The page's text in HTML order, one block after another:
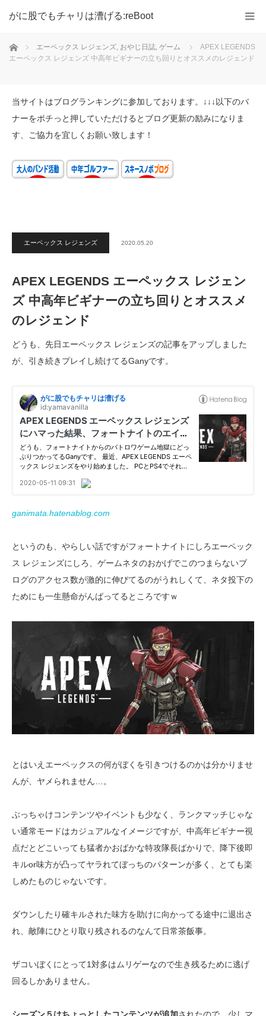
がに股でもチャリは漕げる:reBoot
ホーム エーペックス レジェンズ, おやじ日誌, ゲーム
APEX LEGENDS
エーペックス レジェンズ 中高年ビギナーの立ち回りとオススメのレジェンド
当サイトはブログランキングに参加しております。↓↓↓以下のバ
ナーをポチっと押していただけるとブログ更新の励みになりま
す、ご協力を宜しくお願い致します！
エーペックス レジェンズ 2020.05.20
APEX LEGENDS エーペックス レジェン
ズ 中高年ビギナーの立ち回りとオススメ
のレジェンド
どうも、先日エーペックス レジェンズの記事をアップしました
が、引き続きプレイし続けてるGanyです。
ganimata.hatenablog.com
というのも、やらしい話ですがフォートナイトにしろエーペック
ス レジェンズにしろ、ゲームネタのおかげでこのつまらないブ
ログのアクセス数が激的に伸びてるのがうれしくて、ネタ投下の
ためにも一生懸命がんばってるところですｗ
とはいえエーペックスの何がぼくを引きつけるのかは分かりませ
んが、ヤメられません…。
ぶっちゃけコンテンツやイベントも少なく、ランクマッチじゃな
い通常モードはカジュアルなイメージですが、中高年ビギナー視
点だとどこいっても猛者かおばかな特攻隊長ばかりで、降下後即
キルor味方が凸ってヤラれてぼっちのパターンが多く、とても楽
しめたものじゃないです。
ダウンしたり確キルされた味方を助けに向かってる途中に退出さ
れ、敵陣にひとり取り残されるのなんて日常茶飯事。
ザコいぼくにとって1対多はムリゲーなので生き残るために逃げ
回るしかありません。